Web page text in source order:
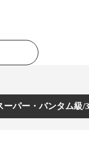
パー・バンタム級/